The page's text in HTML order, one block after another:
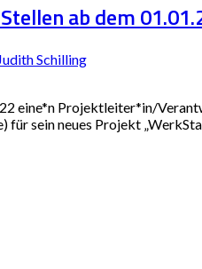
ab dem
Schilling
eine*n Projektleiter*in/
sein neues Projekt